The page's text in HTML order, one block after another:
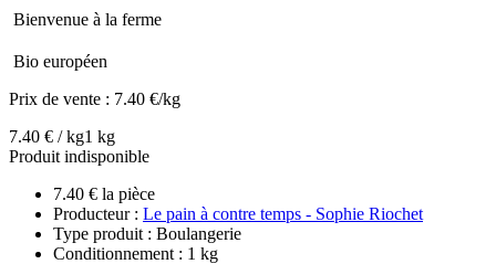
Bienvenue à la ferme
Bio européen
Prix de vente : 7.40 €/kg
7.40 € / kg1 kg
Produit indisponible
7.40 € la pièce
Producteur : Le pain à contre temps - Sophie Riochet
Type produit : Boulangerie
Conditionnement : 1 kg